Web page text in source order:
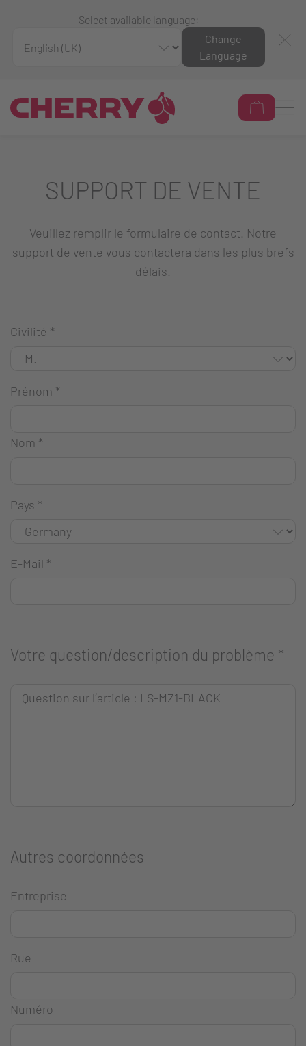
Select available language:
Change
Language
SUPPORT DE VENTE
Veuillez remplir le formulaire de contact. Notre
support de vente vous contactera dans les plus brefs
délais.
Civilité *
Prénom *
Nom *
Pays *
E-Mail *
Votre question/description du problème *
Autres coordonnées
Entreprise
Rue
Numéro